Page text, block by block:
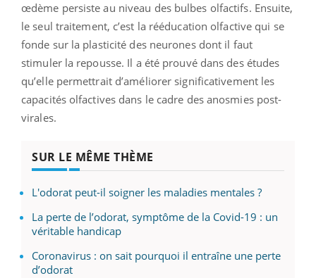
œdème persiste au niveau des bulbes olfactifs. Ensuite,
le seul traitement, c’est la rééducation olfactive qui se
fonde sur la plasticité des neurones dont il faut
stimuler la repousse. Il a été prouvé dans des études
qu’elle permettrait d’améliorer significativement les
capacités olfactives dans le cadre des anosmies post-
virales.
SUR LE MÊME THÈME
L'odorat peut-il soigner les maladies mentales ?
La perte de l’odorat, symptôme de la Covid-19 : un
véritable handicap
Coronavirus : on sait pourquoi il entraîne une perte
d’odorat